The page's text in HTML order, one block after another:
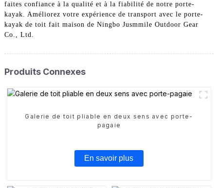
faites confiance à la qualité et à la fiabilité de notre porte-
kayak. Améliorez votre expérience de transport avec le porte-
kayak de toit fait maison de Ningbo Jusmmile Outdoor Gear
Co., Ltd.
Produits Connexes
Galerie de toit pliable en deux sens avec porte-
pagaie
En savoir plus